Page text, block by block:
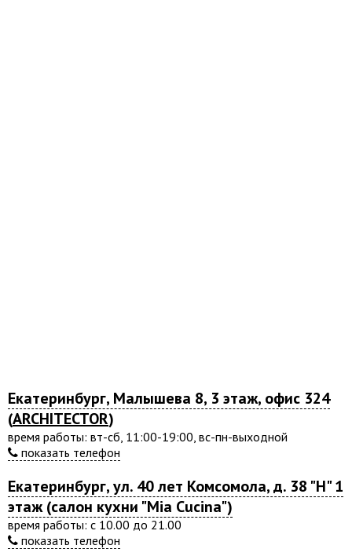
Екатеринбург, Малышева 8, 3 этаж, офис 324
(ARCHITECTOR)
время работы: вт-сб, 11:00-19:00, вс-пн-выходной
показать телефон
Екатеринбург, ул. 40 лет Комсомола, д. 38 "Н" 1
этаж (салон кухни "Mia Cucina")
время работы: с 10.00 до 21.00
показать телефон